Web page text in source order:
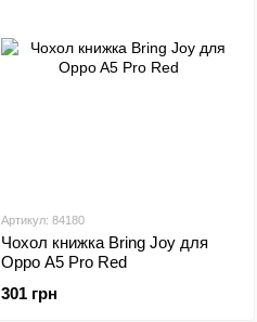
Артикул: 84180
Чохол книжка Bring Joy для
Oppo A5 Pro Red
301 грн